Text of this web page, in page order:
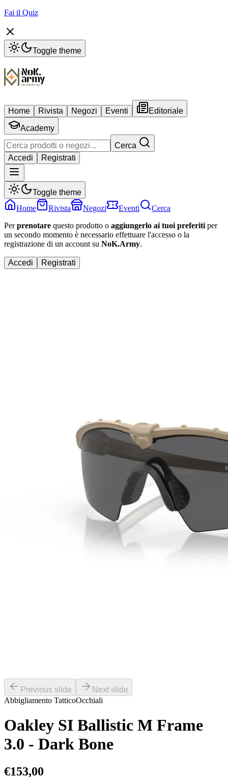
Fai il Quiz
Toggle theme
Home Rivista Negozi Eventi
Editoriale
Academy
Cerca
Accedi
Registrati
Toggle theme
Home
Rivista Negozi Eventi
Cerca
Perprenotare questo prodotto o aggiungerlo ai tuoi preferiti per
un secondo momento è necessario effettuare l'accesso o la
registrazione di un account su NoK.Army.
Accedi Registrati
Previous slide
Next slide
Abbigliamento TatticoOcchiali
Oakley SI Ballistic M Frame
3.0 - Dark Bone
€153,00